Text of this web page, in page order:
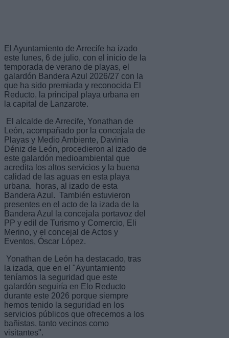
El Ayuntamiento de Arrecife ha izado
este lunes, 6 de julio, con el inicio de la
temporada de verano de playas, el
galardón Bandera Azul 2026/27 con la
que ha sido premiada y reconocida El
Reducto, la principal playa urbana en
la capital de Lanzarote.
El alcalde de Arrecife, Yonathan de
León, acompañado por la concejala de
Playas y Medio Ambiente, Davinia
Déniz de León, procedieron al izado de
este galardón medioambiental que
acredita los altos servicios y la buena
calidad de las aguas en esta playa
urbana. horas, al izado de esta
Bandera Azul. También estuvieron
presentes en el acto de la izada de la
Bandera Azul la concejala portavoz del
PP y edil de Turismo y Comercio, Eli
Merino, y el concejal de Actos y
Eventos, Óscar López.
Yonathan de León ha destacado, tras
la izada, que en el "Ayuntamiento
teníamos la seguridad que este
galardón seguiría en Elo Reducto
durante este 2026 porque siempre
hemos tenido la seguridad en los
servicios públicos que ofrecemos a los
bañistas, tanto vecinos como
visitantes".